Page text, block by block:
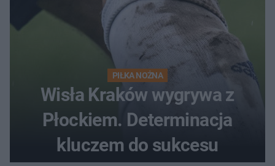
PIŁKA NOŻNA
Wisła Kraków wygrywa z
Płockiem. Determinacja
kluczem do sukcesu